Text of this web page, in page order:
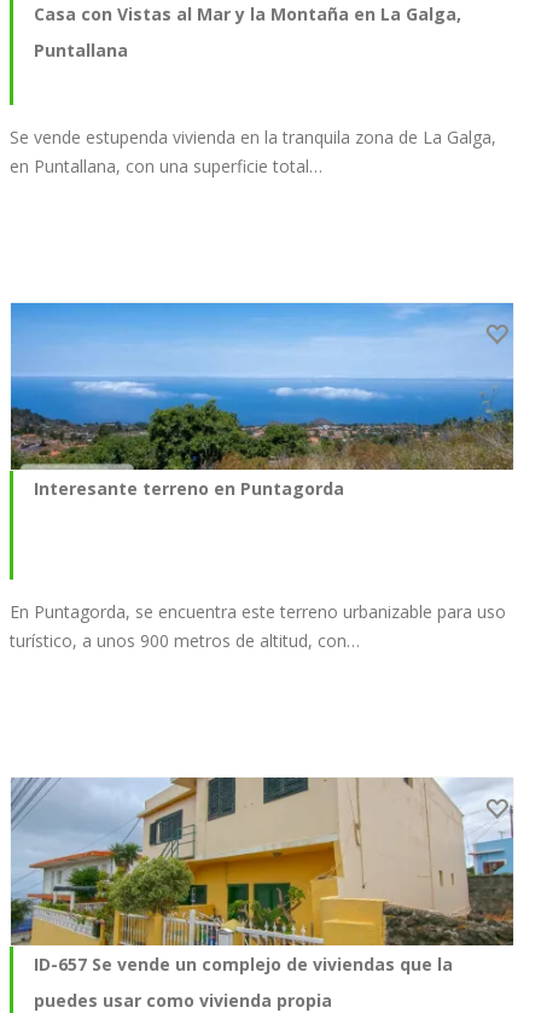
Casa con Vistas al Mar y la Montaña en La Galga,
Puntallana
Se vende estupenda vivienda en la tranquila zona de La Galga,
en Puntallana, con una superficie total…
Interesante terreno en Puntagorda
En Puntagorda, se encuentra este terreno urbanizable para uso
turístico, a unos 900 metros de altitud, con…
ID-657 Se vende un complejo de viviendas que la
puedes usar como vivienda propia